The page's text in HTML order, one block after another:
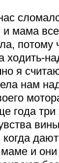
и мама
потому
ходить-
я
нам
года три
маме и